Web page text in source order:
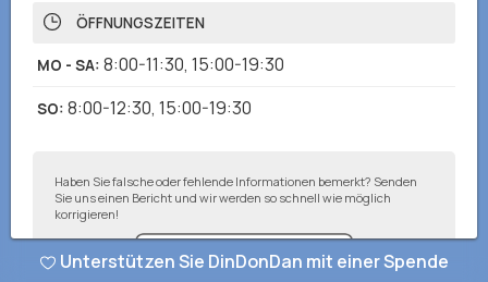
ÖFFNUNGSZEITEN
MO - SA: 8:00-11:30, 15:00-19:30
SO: 8:00-12:30, 15:00-19:30
Haben Sie falsche oder fehlende Informationen bemerkt? Senden
Sie uns einen Bericht und wir werden so schnell wie möglich
korrigieren!
Unterstützen Sie DinDonDan mit einer Spende